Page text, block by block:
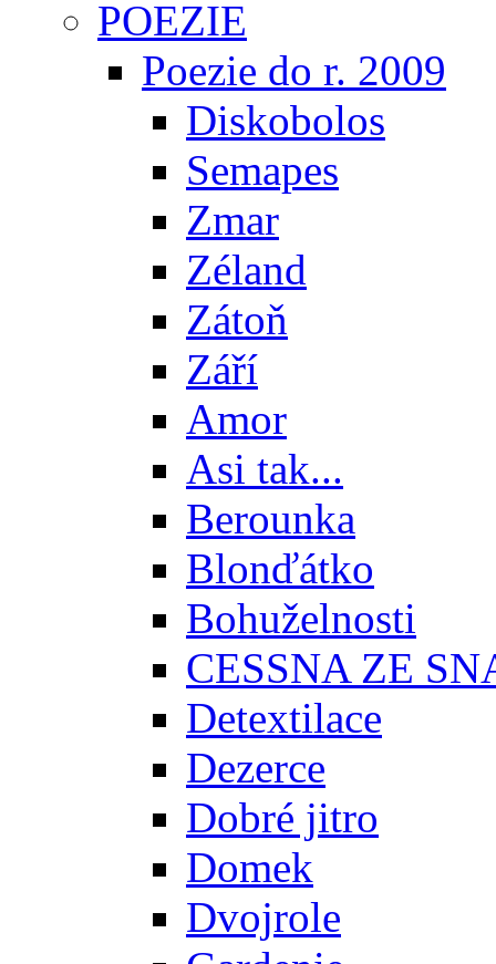
POEZIE
Poezie do r. 2009
Diskobolos
Semapes
Zmar
Zéland
Zátoň
Září
Amor
Asi tak...
Berounka
Blonďátko
Bohuželnosti
CESSNA ZE
Detextilace
Dezerce
Dobré jitro
Domek
Dvojrole